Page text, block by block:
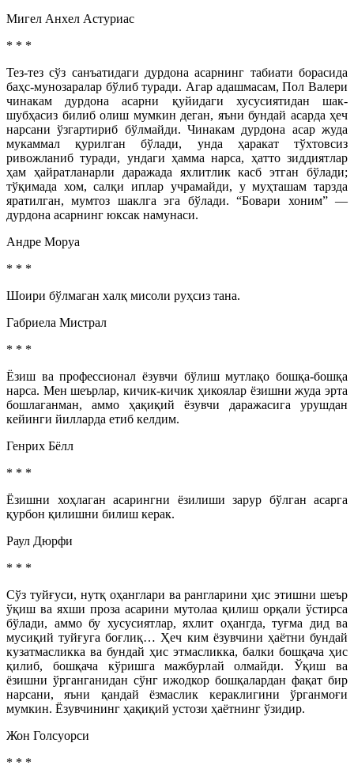
Мигел Анхел Астуриас
* * *
Тез-тез сўз санъатидаги дурдона асарнинг табиати борасида
баҳс-мунозаралар бўлиб туради. Агар адашмасам, Пол Валери
чинакам дурдона асарни қуйидаги хусусиятидан шак-
шубҳасиз билиб олиш мумкин деган, яъни бундай асарда ҳеч
нарсани ўзгартириб бўлмайди. Чинакам дурдона асар жуда
мукаммал қурилган бўлади, унда ҳаракат тўхтовсиз
ривожланиб туради, ундаги ҳамма нарса, ҳатто зиддиятлар
ҳам ҳайратланарли даражада яхлитлик касб этган бўлади;
тўқимада хом, салқи иплар учрамайди, у муҳташам тарзда
яратилган, мумтоз шаклга эга бўлади. “Бовари хоним” —
дурдона асарнинг юксак намунаси.
Андре Моруа
* * *
Шоири бўлмаган халқ мисоли руҳсиз тана.
Габриела Мистрал
* * *
Ёзиш ва профессионал ёзувчи бўлиш мутлақо бошқа-бошқа
нарса. Мен шеърлар, кичик-кичик ҳикоялар ёзишни жуда эрта
бошлаганман, аммо ҳақиқий ёзувчи даражасига урушдан
кейинги йилларда етиб келдим.
Генрих Бёлл
* * *
Ёзишни хоҳлаган асарингни ёзилиши зарур бўлган асарга
қурбон қилишни билиш керак.
Раул Дюрфи
* * *
Сўз туйғуси, нутқ оҳанглари ва рангларини ҳис этишни шеър
ўқиш ва яхши проза асарини мутолаа қилиш орқали ўстирса
бўлади, аммо бу хусусиятлар, яхлит оҳангда, туғма дид ва
мусиқий туйғуга боғлиқ… Ҳеч ким ёзувчини ҳаётни бундай
кузатмасликка ва бундай ҳис этмасликка, балки бошқача ҳис
қилиб, бошқача кўришга мажбурлай олмайди. Ўқиш ва
ёзишни ўрганганидан сўнг ижодкор бошқалардан фақат бир
нарсани, яъни қандай ёзмаслик кераклигини ўрганмоғи
мумкин. Ёзувчининг ҳақиқий устози ҳаётнинг ўзидир.
Жон Голсуорси
* * *